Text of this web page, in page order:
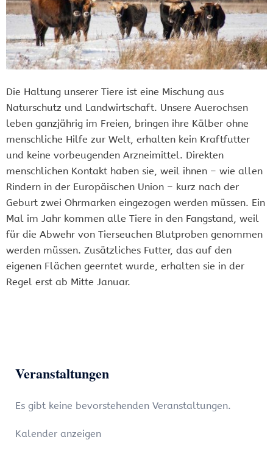
Die Haltung unserer Tiere ist eine Mischung aus
Naturschutz und Landwirtschaft. Unsere Auerochsen
leben ganzjährig im Freien, bringen ihre Kälber ohne
menschliche Hilfe zur Welt, erhalten kein Kraftfutter
und keine vorbeugenden Arzneimittel. Direkten
menschlichen Kontakt haben sie, weil ihnen – wie allen
Rindern in der Europäischen Union – kurz nach der
Geburt zwei Ohrmarken eingezogen werden müssen. Ein
Mal im Jahr kommen alle Tiere in den Fangstand, weil
für die Abwehr von Tierseuchen Blutproben genommen
werden müssen. Zusätzliches Futter, das auf den
eigenen Flächen geerntet wurde, erhalten sie in der
Regel erst ab Mitte Januar.
Veranstaltungen
Es gibt keine bevorstehenden Veranstaltungen.
Kalender anzeigen